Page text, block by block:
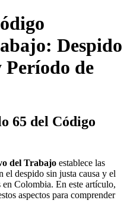
Despido
Período de
65 del Código
del Trabajo establece las
el despido sin justa causa y el
Colombia. En este artículo,
aspectos para comprender